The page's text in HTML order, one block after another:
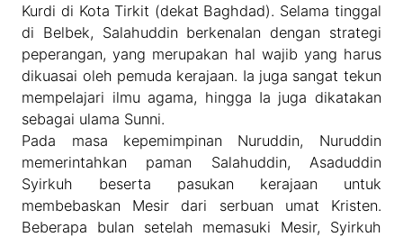
Kurdi di Kota Tirkit (dekat Baghdad). Selama tinggal
di Belbek, Salahuddin berkenalan dengan strategi
peperangan, yang merupakan hal wajib yang harus
dikuasai oleh pemuda kerajaan. Ia juga sangat tekun
mempelajari ilmu agama, hingga Ia juga dikatakan
sebagai ulama Sunni.
Pada masa kepemimpinan Nuruddin, Nuruddin
memerintahkan paman Salahuddin, Asaduddin
Syirkuh beserta pasukan kerajaan untuk
membebaskan Mesir dari serbuan umat Kristen.
Beberapa bulan setelah memasuki Mesir, Syirkuh